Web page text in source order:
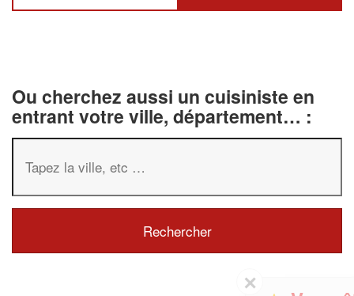
Ou cherchez aussi un cuisiniste en
entrant votre ville, département… :